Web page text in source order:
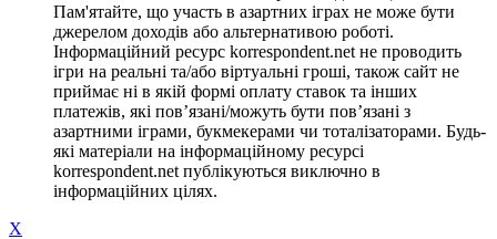
Пам'ятайте, що участь в азартних іграх не може бути
джерелом доходів або альтернативою роботі.
Інформаційний ресурс korrespondent.net не проводить
ігри на реальні та/або віртуальні гроші, також сайт не
приймає ні в якій формі оплату ставок та інших
платежів, які пов’язані/можуть бути пов’язані з
азартними іграми, букмекерами чи тоталізаторами. Будь-
які матеріали на інформаційному ресурсі
korrespondent.net публікуються виключно в
інформаційних цілях.
X